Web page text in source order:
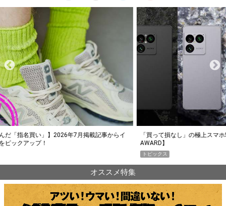
イ
「買って損なし」の極上スマホ5選【GoodsPress 2026上半期
AWARD】
薄着
オススメ特集